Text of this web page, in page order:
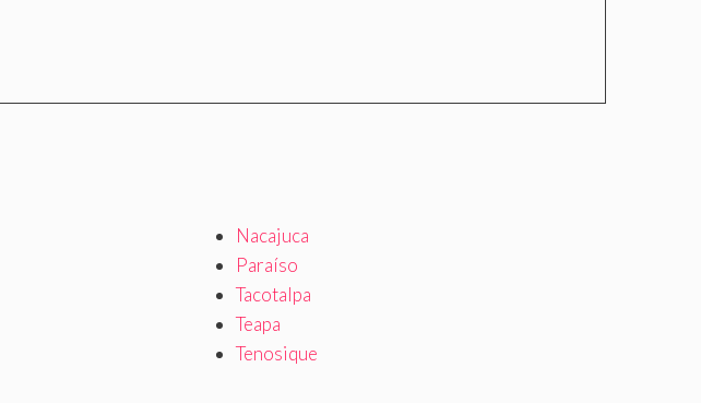
Nacajuca
Paraíso
Tacotalpa
Teapa
Tenosique